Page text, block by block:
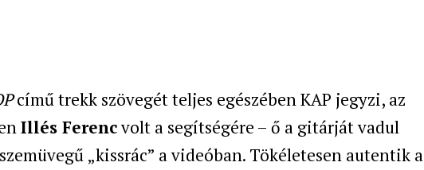
című trekk szövegét teljes egészében KAP jegyzi, az
Illés Ferencvolt a segítségére – ő a gitárját vadul
„kissrác” a videóban. Tökéletesen autentik a